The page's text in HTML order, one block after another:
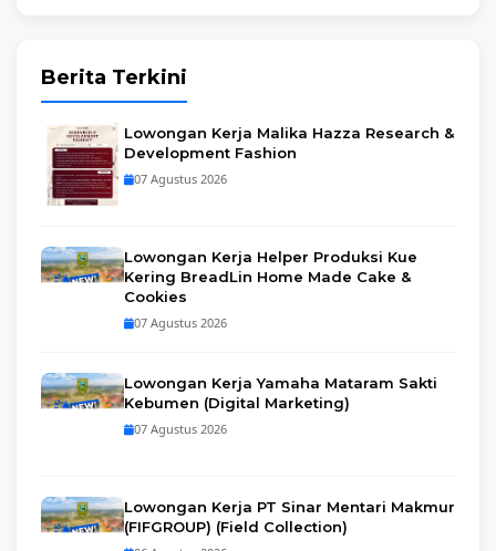
Berita Terkini
Lowongan Kerja Malika Hazza Research &
Development Fashion
07 Agustus 2026
Lowongan Kerja Helper Produksi Kue
Kering BreadLin Home Made Cake &
Cookies
07 Agustus 2026
Lowongan Kerja Yamaha Mataram Sakti
Kebumen (Digital Marketing)
07 Agustus 2026
Lowongan Kerja PT Sinar Mentari Makmur
(FIFGROUP) (Field Collection)